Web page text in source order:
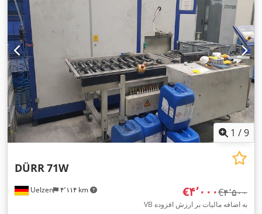
مدت گارانتی: کنترل‌شده با PLC, درجه
اتوماسیون:
خودکار , تجهیزات: روشنایی, مستندات / راهنما, نشان CE
1 /9
Uelzen ۴٬۱۱۴ km
DÜRR71W
‎€۴٬۰۰۰ ‎€۴٬۵۰۰
VB به اضافه مالیات بر ارزش افزوده